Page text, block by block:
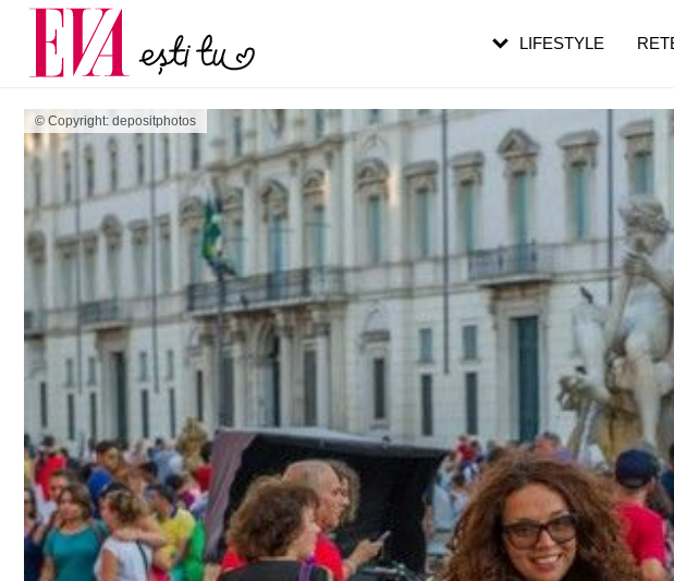
© Copyright: depositphotos
LIFESTYLE
Carieră
Actualitate
pe măsură ce înaintezi în vârstă